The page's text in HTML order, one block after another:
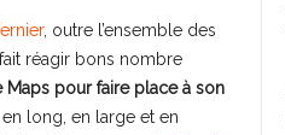
, outre l’ensemble des
réagir bons nombre
pour faire place à son
long, en large et en